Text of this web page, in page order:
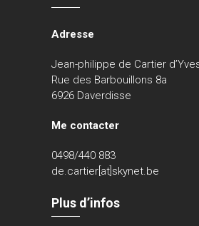
Adresse
Jean-philippe de Cartier
Rue des Barbouillons 8a
6926 Daverdisse
Me contacter
0498/440 883
de.cartier[at]skynet.be
Plus d’infos